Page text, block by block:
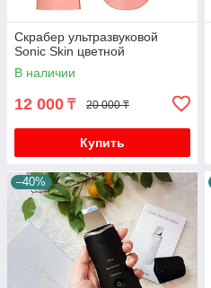
Скрабер ультразвуковой
Sonic Skin цветной
В наличии
12 000 ₸ 20 000 ₸
Купить
–40%